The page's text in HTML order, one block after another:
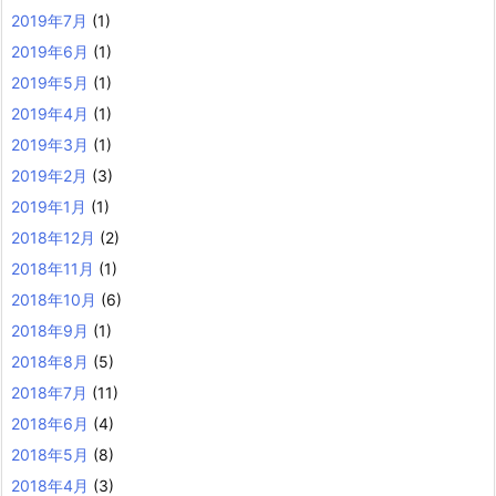
2019年7月 (1)
2019年6月 (1)
2019年5月 (1)
2019年4月 (1)
2019年3月 (1)
2019年2月 (3)
2019年1月 (1)
2018年12月 (2)
2018年11月 (1)
2018年10月 (6)
2018年9月 (1)
2018年8月 (5)
2018年7月 (11)
2018年6月 (4)
2018年5月 (8)
2018年4月 (3)